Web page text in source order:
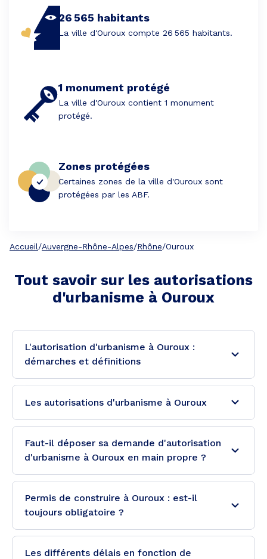
26 565 habitants
La ville d'Ouroux compte 26 565 habitants.
1 monument protégé
La ville d'Ouroux contient 1 monument
protégé.
Zones protégées
Certaines zones de la ville d'Ouroux sont
protégées par les ABF.
Accueil/Auvergne-Rhône-Alpes/Rhône/Ouroux
Tout savoir sur les autorisations
d'urbanisme à Ouroux
L'autorisation d'urbanisme à Ouroux :
démarches et définitions
Les autorisations d'urbanisme à Ouroux
Faut-il déposer sa demande d'autorisation
d'urbanisme à Ouroux en main propre ?
Permis de construire à Ouroux : est-il
toujours obligatoire ?
Les différents délais en fonction de